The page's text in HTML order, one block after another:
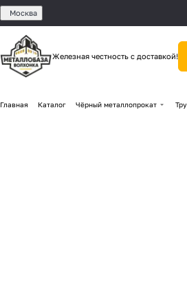
Москва
Железная честность с доставкой!
Главная Каталог Чёрный металлопрокат